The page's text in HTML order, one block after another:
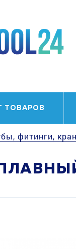
ТОВАРОВ
фитинги,